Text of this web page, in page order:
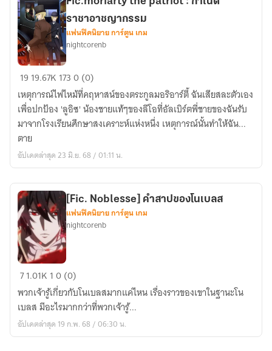
Fic.moriarty
patriot
:
กำเนิด
ราชา
อาชญากรรม
ราชาอาชญากรรม
แฟนฟิคนิยาย การ์ตูน เกม
nightcorenb
19 19.67K 1730 (0)
เหตุการณ์ไฟไหม้ที่คฤหาสน์ของตระกูลมอริอาร์ตี้ ฉันเสียสละตัวเอง
เพื่อปกป้อง 'ลูอิซ' น้องชายแท้ๆของลีโอที่อัลเบิร์ตพี่ชายของฉันรับ
มาจากโรงเรียนศึกษาสงเคราะห์แห่งหนึ่ง เหตุการณ์นั้นทำให้ฉัน...
ตาย
อัปเดตล่าสุด 23 มิ.ย. 68 / 01:11 น.
[Fic.
Noblesse]
คำ
สาป
ของ
[Fic. Noblesse] คำสาปของโนเบลส
แฟนฟิคนิยาย การ์ตูน เกม
nightcorenb
71.01K 10 (0)
พวกเจ้ารู้เกี่ยวกับโนเบลสมากแค่ไหน เรื่องราวของเขาในฐานะโน
เบลส มีอะไรมากกว่าที่พวกเจ้ารู้...
อัปเดตล่าสุด 19 ก.พ. 68 / 06:30 น.